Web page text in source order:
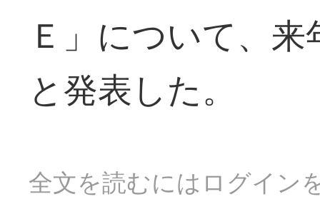
Ｅ」について、
と発表した。
全文を読むにはログイン